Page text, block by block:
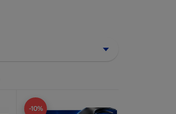
-10%